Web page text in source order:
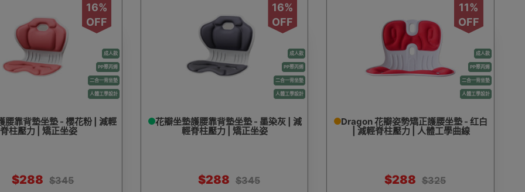
成人款
PP聚丙烯
二合一背坐墊
人體工學設計
16%
OFF
腰靠背墊坐墊 - 櫻花粉 | 減輕
脊柱壓力 | 矯正坐姿
$288 $345
成人款
PP聚丙烯
二合一背坐墊
人體工學設計
16%
OFF
花瓣坐墊護腰靠背墊坐墊 - 墨染灰 | 減
輕脊柱壓力 | 矯正坐姿
$288 $345
成人款
PP聚丙烯
二合一背坐墊
人體工學設計
11%
OFF
Dragon 花瓣姿勢矯正護腰坐墊 - 红白
| 減輕脊柱壓力 | 人體工學曲線
$288 $325